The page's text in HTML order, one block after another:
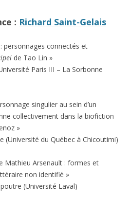
: Richard Saint-Gelais
: personnages connectés et
de Tao Lin »
Paris III – La Sorbonne
singulier au sein d’un
collectivement dans la biofiction
»
(Université du Québec à Chicoutimi)
Mathieu Arsenault : formes et
non identifié »
(Université Laval)